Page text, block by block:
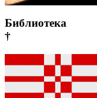
Библиотека
†